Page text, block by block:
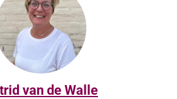
van de Walle